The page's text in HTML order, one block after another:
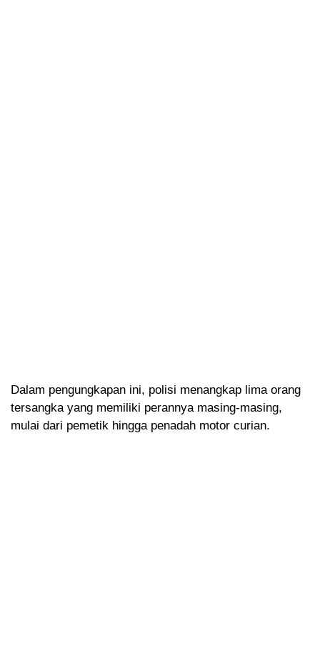
Dalam pengungkapan ini, polisi menangkap lima orang
tersangka yang memiliki perannya masing-masing,
mulai dari pemetik hingga penadah motor curian.